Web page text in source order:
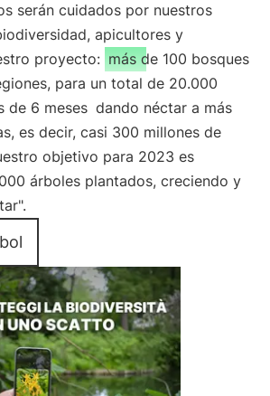
serán cuidados por nuestros
apicultores y
proyecto: más de 100 bosques
para un total de 20.000
de 6 meses dando néctar a más
es decir, casi 300 millones de
objetivo para 2023 es
árboles plantados, creciendo y